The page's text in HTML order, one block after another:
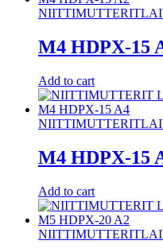
NIITTIMUTTERIT
M4 HDPX-15
Add to cart
NIITTIMUTTERIT
M4 HDPX-15
Add to cart
NIITTIMUTTERIT